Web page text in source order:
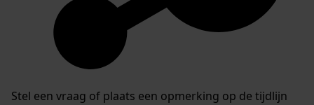
Stel een vraag of plaats een opmerking op de tijdlijn